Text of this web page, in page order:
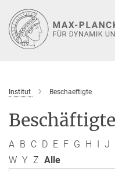
Hauptinhalt
Institut Beschaeftigte
A B C D E F G H I J
W Y Z Alle